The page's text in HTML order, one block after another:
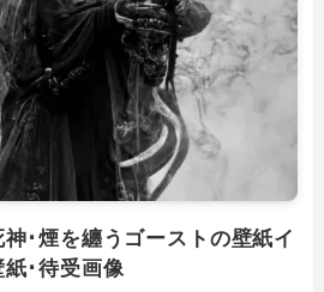
･煙を纏うゴーストの壁紙イ
･待受画像